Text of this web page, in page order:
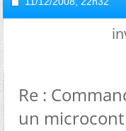
Re :
un